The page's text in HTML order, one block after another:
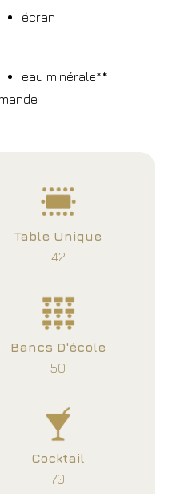
écran
eau minérale**
Table Unique
42
Bancs D'école
50
Cocktail
70